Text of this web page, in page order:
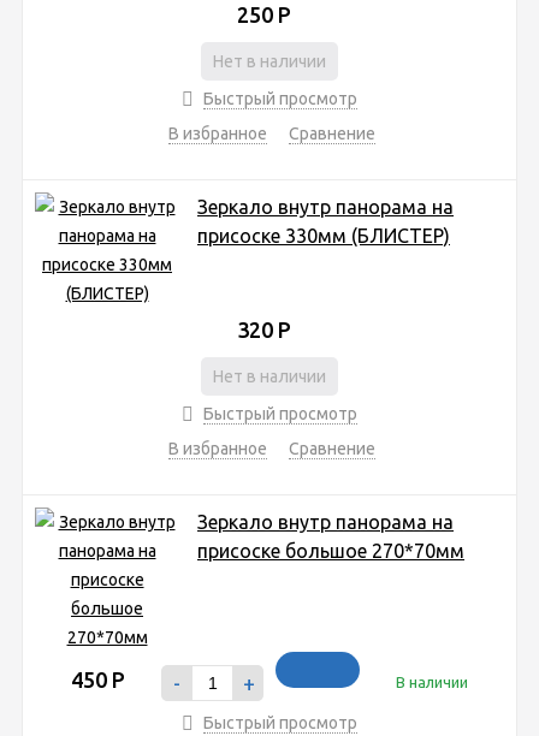
250 Р
Нет в наличии
Быстрый просмотр
В избранное
Сравнение
Зеркало внутр панорама на
присоске 330мм (БЛИСТЕР)
320 Р
Нет в наличии
Быстрый просмотр
В избранное
Сравнение
Зеркало внутр панорама на
присоске большое 270*70мм
450 Р - + В наличии
Быстрый просмотр